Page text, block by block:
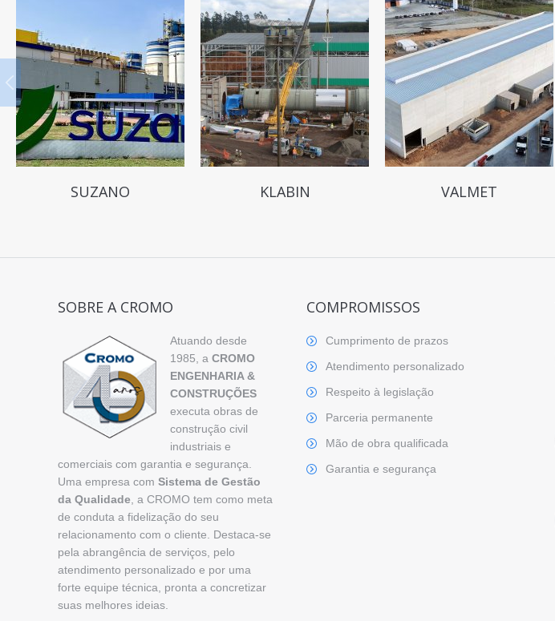
SUZANO KLABIN VALMET
SOBRE A CROMO
Atuando desde
1985, a CROMO
ENGENHARIA &
CONSTRUÇÕES
executa obras de
construção civil
industriais e
comerciais com garantia e segurança.
Uma empresa com Sistema de Gestão
da Qualidade , a CROMO tem como meta
de conduta a fidelização do seu
relacionamento com o cliente. Destaca-se
pela abrangência de serviços, pelo
atendimento personalizado e por uma
forte equipe técnica, pronta a concretizar
suas melhores ideias.
COMPROMISSOS
Cumprimento de prazos
Atendimento personalizado
Respeito à legislação
Parceria permanente
Mão de obra qualificada
Garantia e segurança